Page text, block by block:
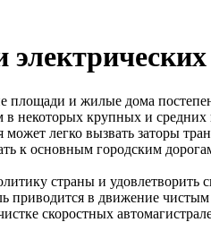
площади и жилые дома
некоторых крупных и средних
легко вызвать заторы
к основным городским
страны и
приводится в движение
скоростных